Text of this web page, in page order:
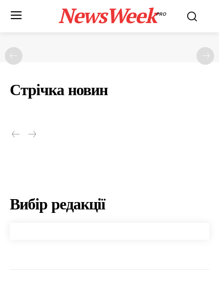
NewsWeekPRO
Стрічка новин
Вибір редакції